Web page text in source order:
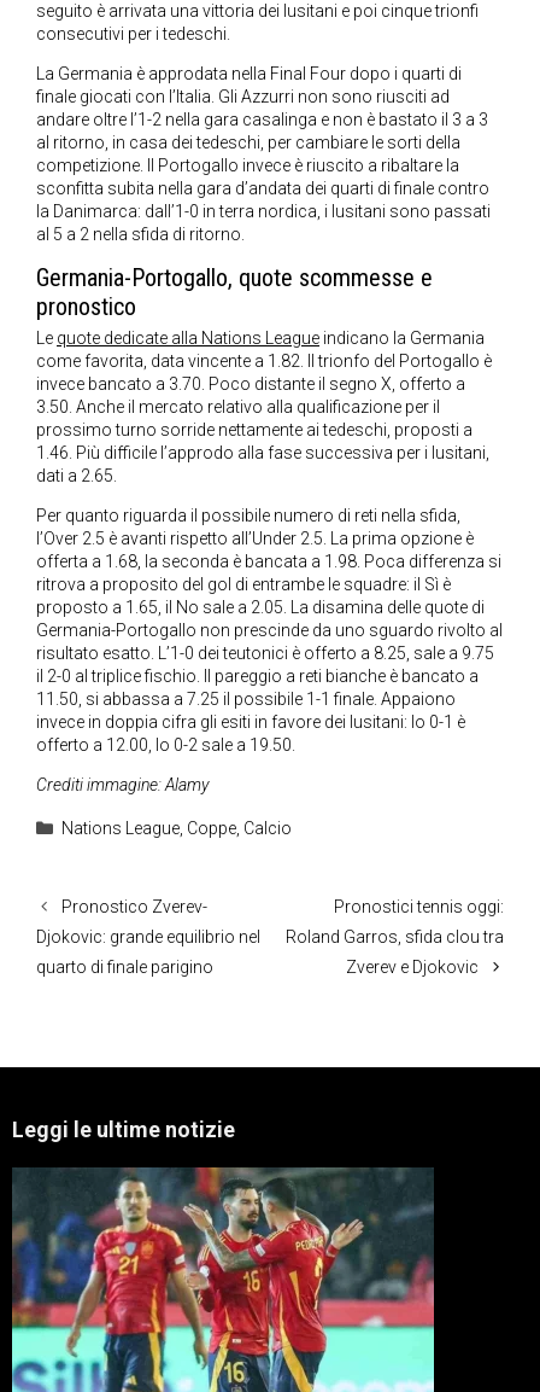
seguito è arrivata una vittoria dei lusitani e poi cinque trionfi
consecutivi per i tedeschi.
La Germania è approdata nella Final Four dopo i quarti di
finale giocati con l’Italia. Gli Azzurri non sono riusciti ad
andare oltre l’1-2 nella gara casalinga e non è bastato il 3 a 3
al ritorno, in casa dei tedeschi, per cambiare le sorti della
competizione. Il Portogallo invece è riuscito a ribaltare la
sconfitta subita nella gara d’andata dei quarti di finale contro
la Danimarca: dall’1-0 in terra nordica, i lusitani sono passati
al 5 a 2 nella sfida di ritorno.
Germania-Portogallo, quote scommesse e
pronostico
Le quote dedicate alla Nations League indicano la Germania
come favorita, data vincente a 1.82. Il trionfo del Portogallo è
invece bancato a 3.70. Poco distante il segno X, offerto a
3.50. Anche il mercato relativo alla qualificazione per il
prossimo turno sorride nettamente ai tedeschi, proposti a
1.46. Più difficile l’approdo alla fase successiva per i lusitani,
dati a 2.65.
Per quanto riguarda il possibile numero di reti nella sfida,
l’Over 2.5 è avanti rispetto all’Under 2.5. La prima opzione è
offerta a 1.68, la seconda è bancata a 1.98. Poca differenza si
ritrova a proposito del gol di entrambe le squadre: il Sì è
proposto a 1.65, il No sale a 2.05. La disamina delle quote di
Germania-Portogallo non prescinde da uno sguardo rivolto al
risultato esatto. L’1-0 dei teutonici è offerto a 8.25, sale a 9.75
il 2-0 al triplice fischio. Il pareggio a reti bianche è bancato a
11.50, si abbassa a 7.25 il possibile 1-1 finale. Appaiono
invece in doppia cifra gli esiti in favore dei lusitani: lo 0-1 è
offerto a 12.00, lo 0-2 sale a 19.50.
Crediti immagine: Alamy
Categorie
Nations League, Coppe, Calcio
Pronostico Zverev-
Djokovic: grande equilibrio nel
quarto di finale parigino
Pronostici tennis oggi:
Roland Garros, sfida clou tra
Zverev e Djokovic
Leggi le ultime notizie